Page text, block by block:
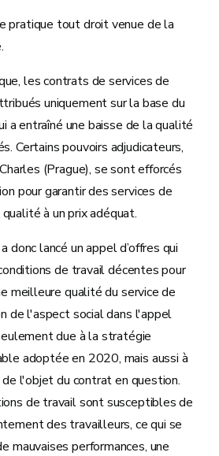
pratique tout droit venue de la
les contrats de services de
uniquement sur la base du
a entraîné une baisse de la qualité
Certains pouvoirs adjudicateurs,
(Prague), se sont efforcés
pour garantir des services de
à un prix adéquat.
donc lancé un appel d’offres qui
de travail décentes pour
meilleure qualité du service de
de l'aspect social dans l'appel
due à la stratégie
adoptée en 2020, mais aussi à
l'objet du contrat en question.
de travail sont susceptibles de
des travailleurs, ce qui se
mauvaises performances, une